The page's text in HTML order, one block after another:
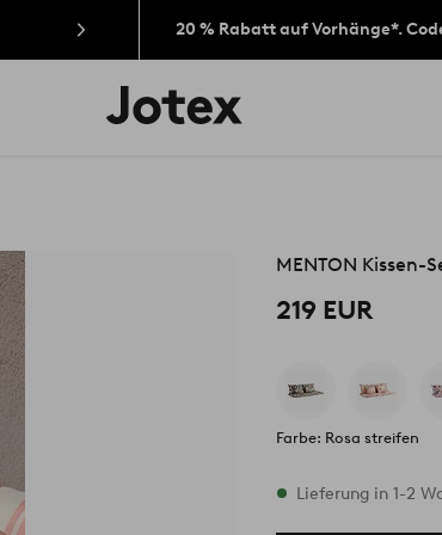
20 % Rabatt auf Vorhänge*.
Jotex-
Logo
MENTON Kissen-
219 EUR
Farbe: Rosa streifen
Vorrätig
Lieferung in 1-2